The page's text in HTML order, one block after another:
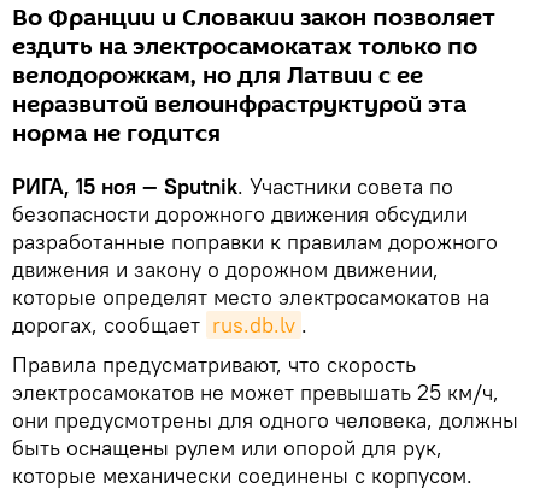
Во Франции и Словакии закон позволяет
ездить на электросамокатах только по
велодорожкам, но для Латвии с ее
неразвитой велоинфраструктурой эта
норма не годится
РИГА, 15 ноя — Sputnik. Участники совета по
безопасности дорожного движения обсудили
разработанные поправки к правилам дорожного
движения и закону о дорожном движении,
которые определят место электросамокатов на
дорогах, сообщает rus.db.lv .
Правила предусматривают, что скорость
электросамокатов не может превышать 25 км/ч,
они предусмотрены для одного человека, должны
быть оснащены рулем или опорой для рук,
которые механически соединены с корпусом.